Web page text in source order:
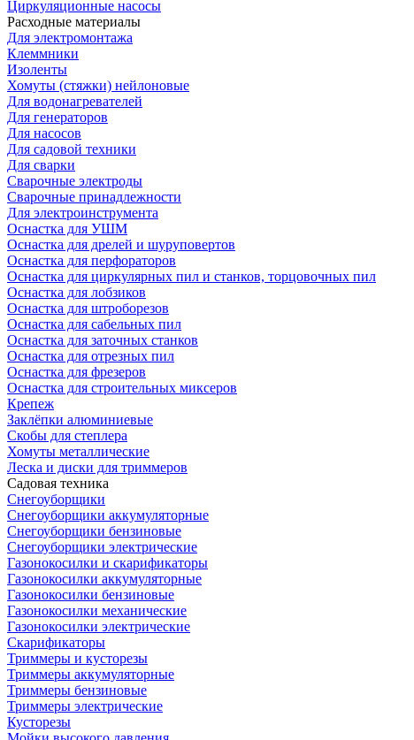
Циркуляционные насосы
Расходные материалы
Для электромонтажа
Клеммники
Изоленты
Хомуты (стяжки) нейлоновые
Для водонагревателей
Для генераторов
Для насосов
Для садовой техники
Для сварки
Сварочные электроды
Сварочные принадлежности
Для электроинструмента
Оснастка для УШМ
Оснастка для дрелей и шуруповертов
Оснастка для перфораторов
Оснастка для циркулярных пил и станков, торцовочных пил
Оснастка для лобзиков
Оснастка для штроборезов
Оснастка для сабельных пил
Оснастка для заточных станков
Оснастка для отрезных пил
Оснастка для фрезеров
Оснастка для строительных миксеров
Крепеж
Заклёпки алюминиевые
Скобы для степлера
Хомуты металлические
Леска и диски для триммеров
Садовая техника
Снегоуборщики
Снегоуборщики аккумуляторные
Снегоуборщики бензиновые
Снегоуборщики электрические
Газонокосилки и скарификаторы
Газонокосилки аккумуляторные
Газонокосилки бензиновые
Газонокосилки механические
Газонокосилки электрические
Скарификаторы
Триммеры и кусторезы
Триммеры аккумуляторные
Триммеры бензиновые
Триммеры электрические
Кусторезы